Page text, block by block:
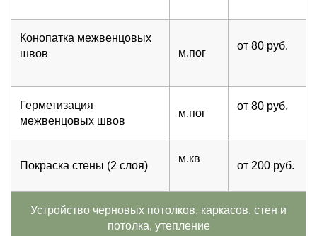
Конопатка межвенцовых
швов
м.пог
от 80 руб.
Герметизация
межвенцовых швов
м.пог
от 80 руб.
Покраска стены (2 слоя)
м.кв
от 200 руб.
Устройство черновых потолков, каркасов, стен и
потолка, утепление